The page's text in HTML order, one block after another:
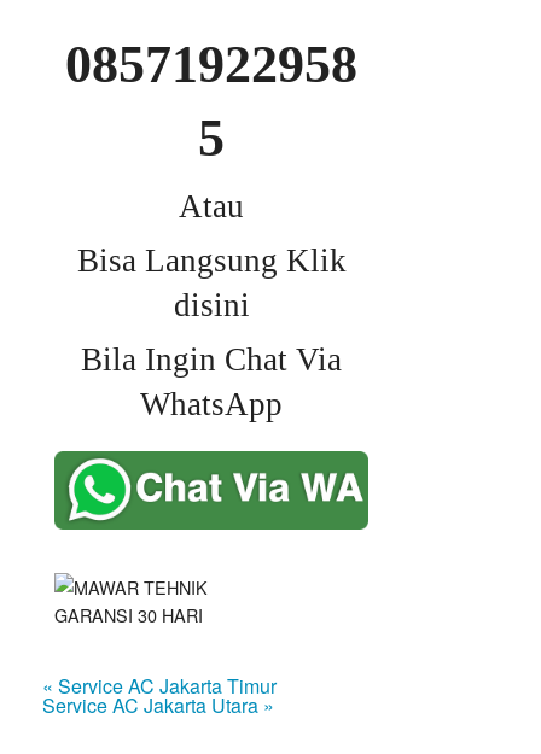
08571922958
5
Atau
Bisa Langsung Klik
disini
Bila Ingin Chat Via
WhatsApp
« Service AC Jakarta Timur
Service AC Jakarta Utara »